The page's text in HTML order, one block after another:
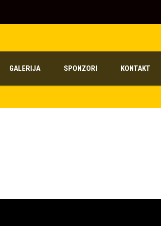
GALERIJA SPONZORI KONTAKT